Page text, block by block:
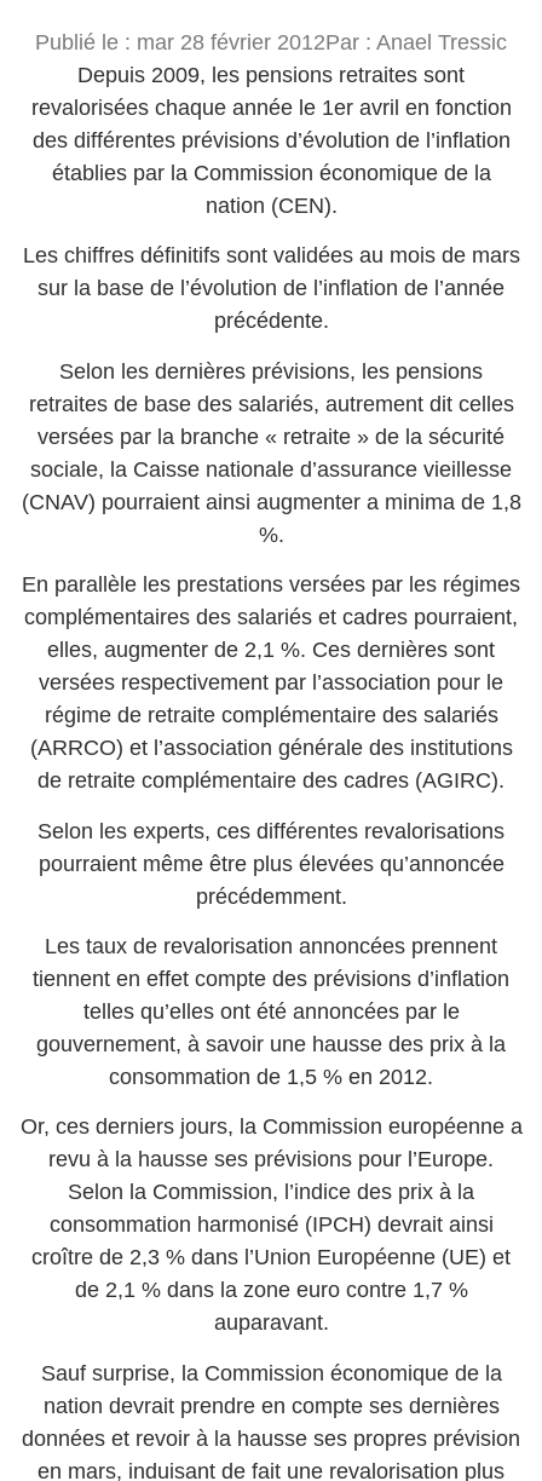
Publié le : mar 28 février 2012Par : Anael Tressic
Depuis 2009, les pensions retraites sont
revalorisées chaque année le 1er avril en fonction
des différentes prévisions d’évolution de l’inflation
établies par la Commission économique de la
nation (CEN).
Les chiffres définitifs sont validées au mois de mars
sur la base de l’évolution de l’inflation de l’année
précédente.
Selon les dernières prévisions, les pensions
retraites de base des salariés, autrement dit celles
versées par la branche « retraite » de la sécurité
sociale, la Caisse nationale d’assurance vieillesse
(CNAV) pourraient ainsi augmenter a minima de 1,8
%.
En parallèle les prestations versées par les régimes
complémentaires des salariés et cadres pourraient,
elles, augmenter de 2,1 %. Ces dernières sont
versées respectivement par l’association pour le
régime de retraite complémentaire des salariés
(ARRCO) et l’association générale des institutions
de retraite complémentaire des cadres (AGIRC).
Selon les experts, ces différentes revalorisations
pourraient même être plus élevées qu’annoncée
précédemment.
Les taux de revalorisation annoncées prennent
tiennent en effet compte des prévisions d’inflation
telles qu’elles ont été annoncées par le
gouvernement, à savoir une hausse des prix à la
consommation de 1,5 % en 2012.
Or, ces derniers jours, la Commission européenne a
revu à la hausse ses prévisions pour l’Europe.
Selon la Commission, l’indice des prix à la
consommation harmonisé (IPCH) devrait ainsi
croître de 2,3 % dans l’Union Européenne (UE) et
de 2,1 % dans la zone euro contre 1,7 %
auparavant.
Sauf surprise, la Commission économique de la
nation devrait prendre en compte ses dernières
données et revoir à la hausse ses propres prévision
en mars, induisant de fait une revalorisation plus